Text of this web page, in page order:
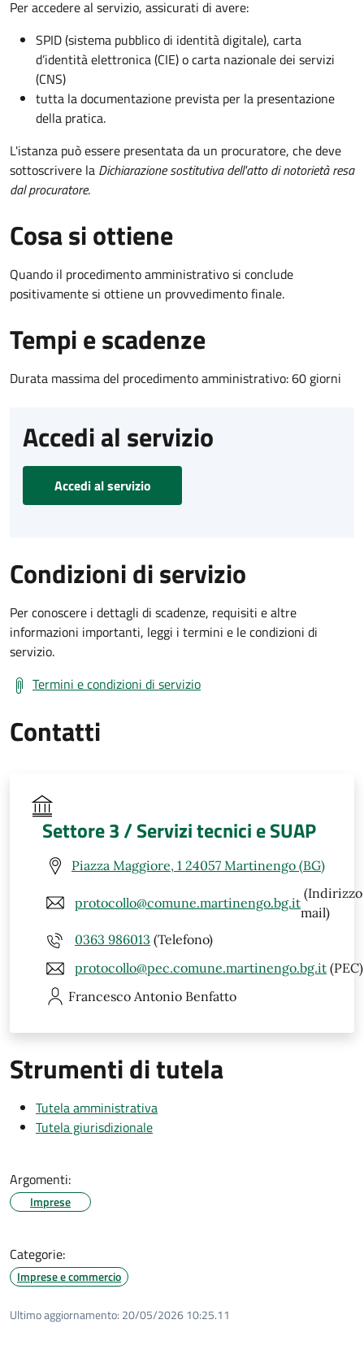
Per accedere al servizio, assicurati di avere:
SPID (sistema pubblico di identità digitale), carta
d’identità elettronica (CIE) o carta nazionale dei servizi
(CNS)
tutta la documentazione prevista per la presentazione
della pratica.
L'istanza può essere presentata da un procuratore, che deve
sottoscrivere la Dichiarazione sostitutiva dell'atto di notorietà resa
dal procuratore.
Cosa si ottiene
Quando il procedimento amministrativo si conclude
positivamente si ottiene un provvedimento finale.
Tempi e scadenze
Durata massima del procedimento amministrativo: 60 giorni
Accedi al servizio
Accedi al servizio
Condizioni di servizio
Per conoscere i dettagli di scadenze, requisiti e altre
informazioni importanti, leggi i termini e le condizioni di
servizio.
Termini e condizioni di servizio
Contatti
Settore 3 / Servizi tecnici e SUAP
Piazza Maggiore, 1 24057 Martinengo (BG)
protocollo@comune.martinengo.bg.it
(Indirizzo
mail)
0363 986013 (Telefono)
protocollo@pec.comune.martinengo.bg.it (PEC)
Francesco Antonio Benfatto
Strumenti di tutela
Tutela amministrativa
Tutela giurisdizionale
Argomenti:
Imprese
Categorie:
Imprese e commercio
Ultimo aggiornamento: 20/05/2026 10:25.11